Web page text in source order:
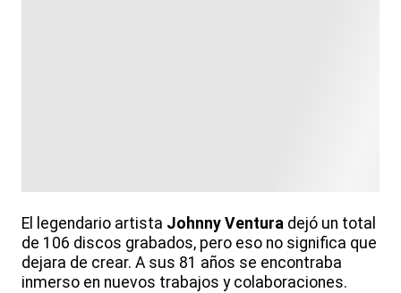
El legendario artista Johnny Ventura dejó un total
de 106 discos grabados, pero eso no significa que
dejara de crear. A sus 81 años se encontraba
inmerso en nuevos trabajos y colaboraciones.